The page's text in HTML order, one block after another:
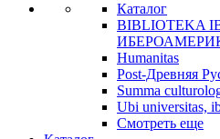
Каталог
BIBLIOTEKA
Humanitas
Post-Древняя
Summa
Ubi universitas,
Смотреть еще